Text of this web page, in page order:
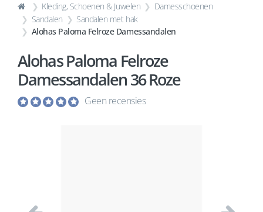
Kleding, Schoenen & Juwelen
Damesschoenen
Sandalen
Sandalen met hak
Alohas Paloma Felroze Damessandalen
Alohas Paloma Felroze
Damessandalen 36 Roze
Geen recensies